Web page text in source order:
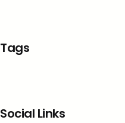
Tags
Social Links